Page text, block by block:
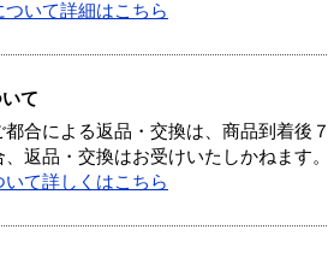
ついて詳細はこちら
て
都合による返品・交換は、商品到着後
返品・交換はお受けいたしかねます。
いて詳しくはこちら